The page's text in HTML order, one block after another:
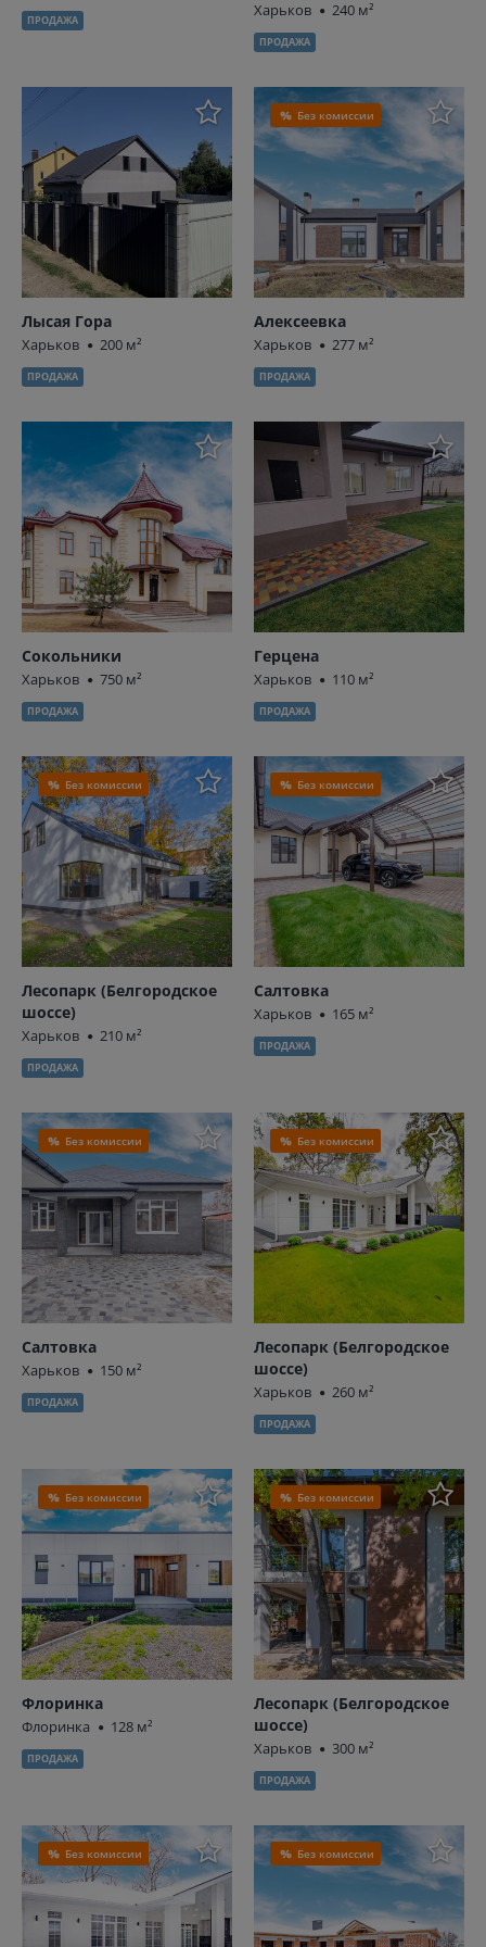
ПРОДАЖА
Харьков 240 м²
ПРОДАЖА
Лысая Гора
Харьков 200 м²
ПРОДАЖА
Без комиссии
Алексеевка
Харьков 277 м²
ПРОДАЖА
Сокольники
Харьков 750 м²
ПРОДАЖА
Герцена
Харьков 110 м²
ПРОДАЖА
Без комиссии
Лесопарк (Белгородское
шоссе)
Харьков 210 м²
ПРОДАЖА
Без комиссии
Салтовка
Харьков 165 м²
ПРОДАЖА
Без комиссии
Салтовка
Харьков 150 м²
ПРОДАЖА
Без комиссии
Лесопарк (Белгородское
шоссе)
Харьков 260 м²
ПРОДАЖА
Без комиссии
Флоринка
Флоринка 128 м²
ПРОДАЖА
Без комиссии
Лесопарк (Белгородское
шоссе)
Харьков 300 м²
ПРОДАЖА
Без комиссии Без комиссии